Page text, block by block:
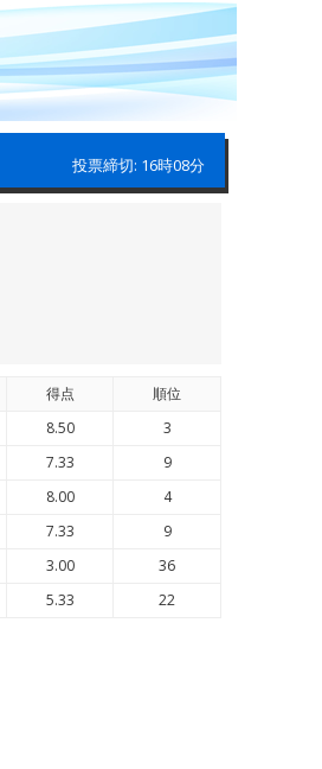
投票締切: 16時08分
得点
順位
8.50
3
7.33
9
8.00
4
7.33
9
3.00
36
5.33 22